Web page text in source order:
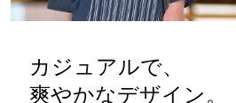
カジュアルで、
爽やかなデザイン。